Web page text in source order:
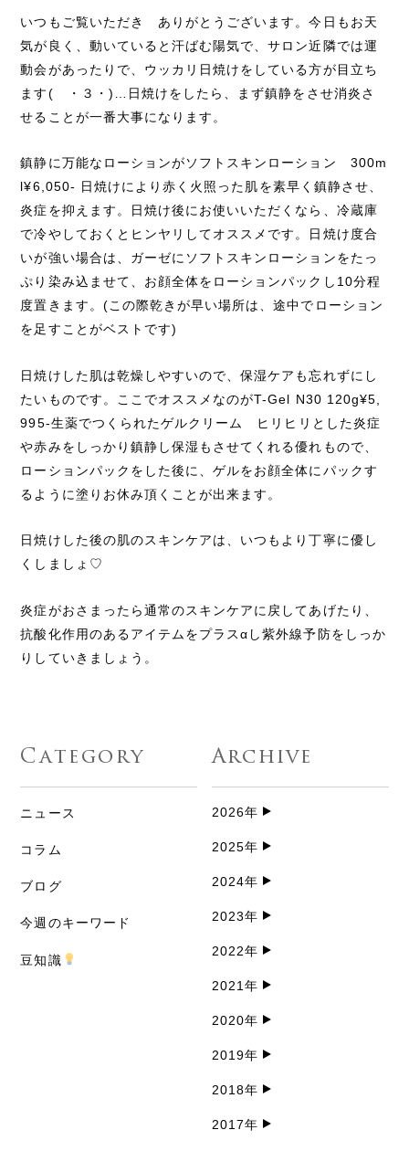
いつもご覧いただき ありがとうございます。今日もお天
気が良く、動いていると汗ばむ陽気で、サロン近隣では運
動会があったりで、ウッカリ日焼けをしている方が目立ち
ます( ・３・)…日焼けをしたら、まず鎮静をさせ消炎さ
せることが一番大事になります。
鎮静に万能なローションがソフトスキンローション 300m
l¥6,050- 日焼けにより赤く火照った肌を素早く鎮静させ、
炎症を抑えます。日焼け後にお使いいただくなら、冷蔵庫
で冷やしておくとヒンヤリしてオススメです。日焼け度合
いが強い場合は、ガーゼにソフトスキンローションをたっ
ぷり染み込ませて、お顔全体をローションパックし10分程
度置きます。(この際乾きが早い場所は、途中でローション
を足すことがベストです)
日焼けした肌は乾燥しやすいので、保湿ケアも忘れずにし
たいものです。ここでオススメなのがT-Gel N30 120g¥5,
995-生薬でつくられたゲルクリーム ヒリヒリとした炎症
や赤みをしっかり鎮静し保湿もさせてくれる優れもので、
ローションパックをした後に、ゲルをお顔全体にパックす
るように塗りお休み頂くことが出来ます。
日焼けした後の肌のスキンケアは、いつもより丁寧に優し
くしましょ♡
炎症がおさまったら通常のスキンケアに戻してあげたり、
抗酸化作用のあるアイテムをプラスαし紫外線予防をしっか
りしていきましょう。
Category
ニュース
コラム
ブログ
今週のキーワード
豆知識
Archive
2026年
2025年
2024年
2023年
2022年
2021年
2020年
2019年
2018年
2017年